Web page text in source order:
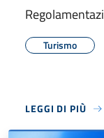
Turismo
LEGGI DI PIÙ